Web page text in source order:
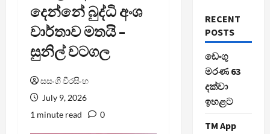
දෙන්නේ බුද්ධි අංශ
වාර්තාව මතයි –
සුනිල් වටගල
සසංගි වීරසිංහ
July 9, 2026
1 minute read
0
RECENT
POSTS
ඩෙංගු
මරණ 63
දක්වා
ඉහළට
TM App